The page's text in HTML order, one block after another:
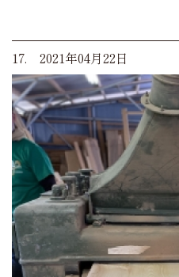
17. 2021年04月22日